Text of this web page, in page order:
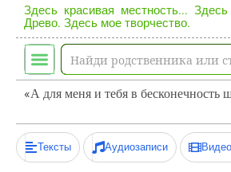
Здесь красивая местность...
Древо. Здесь мое творчество.
«А для меня и тебя в бесконечность
Тексты Аудиозаписи